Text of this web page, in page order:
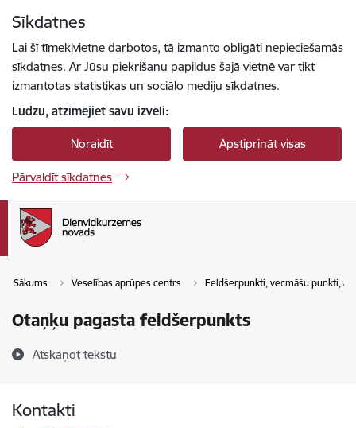
Sīkdatnes
Lai šī tīmekļvietne darbotos, tā izmanto obligāti nepieciešamās
sīkdatnes. Ar Jūsu piekrišanu papildus šajā vietnē var tikt
izmantotas statistikas un sociālo mediju sīkdatnes.
Lūdzu, atzīmējiet savu izvēli:
Noraidīt Apstiprināt visas
Pārvaldīt sīkdatnes
Sākums Veselības aprūpes centrs Feldšerpunkti, vecmāšu punkti,
Otaņķu pagasta feldšerpunkts
Atskaņot tekstu
Kontakti